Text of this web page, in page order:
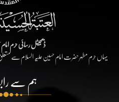
ڈیجیٹل رسائی حرم
یہاں حرم مطہر حضرت امام حسین علیہ السلام سے
ہم سے